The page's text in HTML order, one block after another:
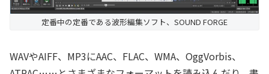
定番中の定番である波形編集ソフト、SOUND FORGE
WAVやAIFF、MP3にAAC、FLAC、WMA、OggVorbis、